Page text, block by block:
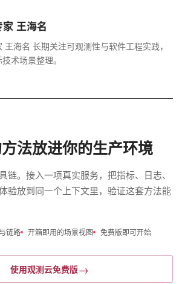
王海名
王海名 长期关注可观测性与软件工程实践，
术场景整理。
法放进你的生产环境
链。接入一项真实服务，把指标、日志、
验放到同一个上下文里，验证这套方法能
链路 开箱即用的场景视图 免费版即可开始
使用观测云免费版→